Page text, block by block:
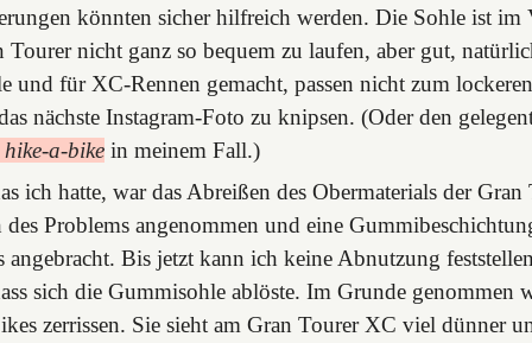
könnten sicher hilfreich werden. Die Sohle ist im
Tourer nicht ganz so bequem zu laufen, aber gut,
und für XC-Rennen gemacht, passen nicht zum
nächste Instagram-Foto zu knipsen. (Oder den
hike-a-bike in meinem Fall.)
ich hatte, war das Abreißen des Obermaterials der Gran
Problems angenommen und eine
angebracht. Bis jetzt kann ich keine Abnutzung
sich die Gummisohle ablöste. Im Grunde genommen
zerrissen. Sie sieht am Gran Tourer XC viel dünner